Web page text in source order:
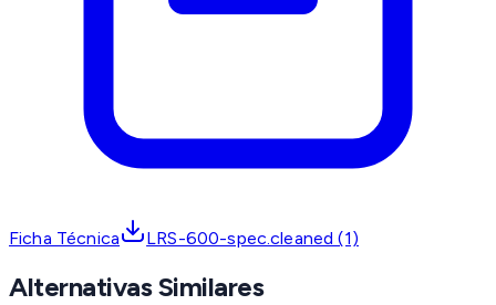
Ficha Técnica LRS-600-spec.cleaned (1)
Alternativas Similares